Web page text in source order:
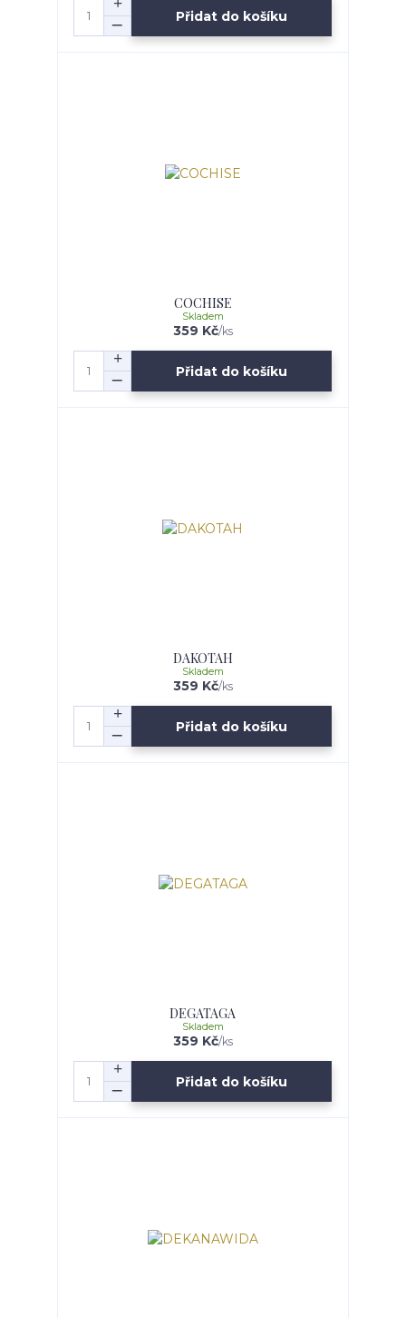
Přidat do košíku
COCHISE
359 Kč/ks
Skladem
Přidat do košíku
DAKOTAH
359 Kč/ks
Skladem
Přidat do košíku
DEGATAGA
359 Kč/ks
Skladem
Přidat do košíku